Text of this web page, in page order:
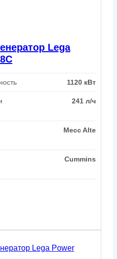
Lega
1120 кВт
241 л/ч
Mecc Alte
Cummins